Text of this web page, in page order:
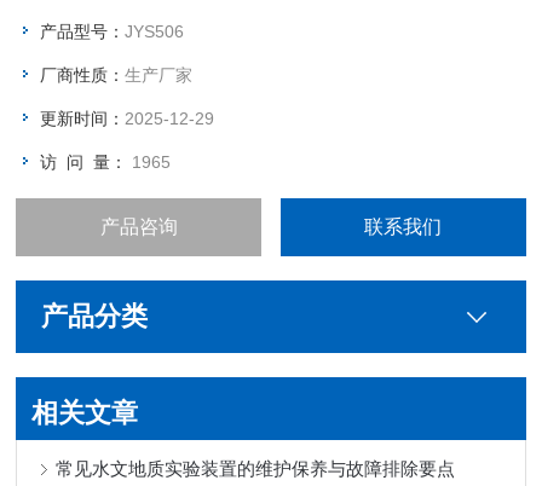
产品型号：JYS506
厂商性质：生产厂家
更新时间： 2025-12-29
访 问 量： 1965
产品咨询 联系我们
产品分类
相关文章
常见水文地质实验装置的维护保养与故障排除要点